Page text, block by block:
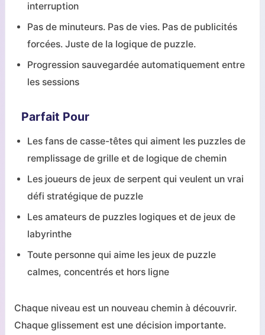
interruption
Pas de minuteurs. Pas de vies. Pas de publicités
forcées. Juste de la logique de puzzle.
Progression sauvegardée automatiquement entre
les sessions
Parfait Pour
Les fans de casse-têtes qui aiment les puzzles de
remplissage de grille et de logique de chemin
Les joueurs de jeux de serpent qui veulent un vrai
défi stratégique de puzzle
Les amateurs de puzzles logiques et de jeux de
labyrinthe
Toute personne qui aime les jeux de puzzle
calmes, concentrés et hors ligne
Chaque niveau est un nouveau chemin à découvrir.
Chaque glissement est une décision importante.